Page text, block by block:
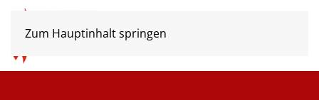
Zum Hauptinhalt springen